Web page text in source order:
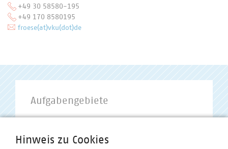
+49 30 58580-195
+49 170 8580195
froese(at)vku(dot)de
Aufgabengebiete
Netzentgelte
Hinweis zu Cookies